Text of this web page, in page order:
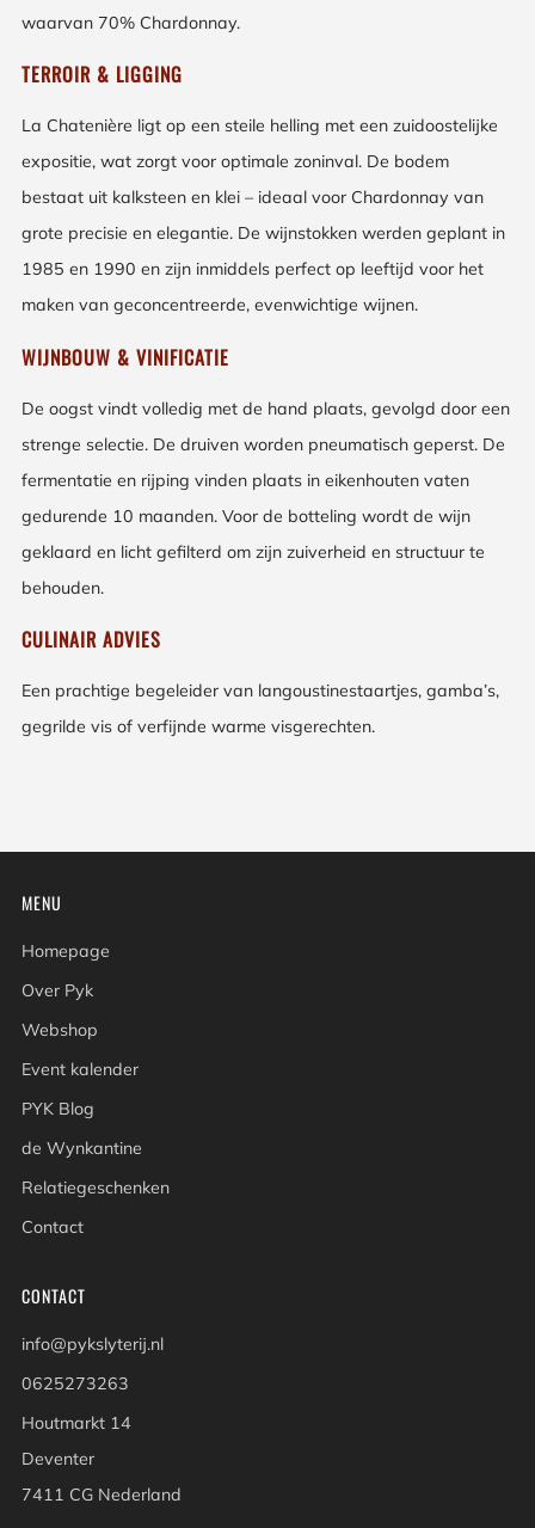
waarvan 70% Chardonnay.
TERROIR & LIGGING
La Chatenière ligt op een steile helling met een zuidoostelijke
expositie, wat zorgt voor optimale zoninval. De bodem
bestaat uit kalksteen en klei – ideaal voor Chardonnay van
grote precisie en elegantie. De wijnstokken werden geplant in
1985 en 1990 en zijn inmiddels perfect op leeftijd voor het
maken van geconcentreerde, evenwichtige wijnen.
WIJNBOUW & VINIFICATIE
De oogst vindt volledig met de hand plaats, gevolgd door een
strenge selectie. De druiven worden pneumatisch geperst. De
fermentatie en rijping vinden plaats in eikenhouten vaten
gedurende 10 maanden. Voor de botteling wordt de wijn
geklaard en licht gefilterd om zijn zuiverheid en structuur te
behouden.
CULINAIR ADVIES
Een prachtige begeleider van langoustinestaartjes, gamba’s,
gegrilde vis of verfijnde warme visgerechten.
MENU
Homepage
Over Pyk
Webshop
Event kalender
PYK Blog
de Wynkantine
Relatiegeschenken
Contact
CONTACT
info@pykslyterij.nl
0625273263
Houtmarkt 14
Deventer
7411 CG Nederland